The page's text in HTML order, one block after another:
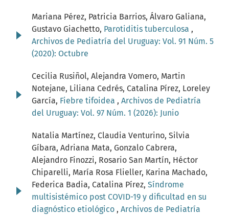
Mariana Pérez, Patricia Barrios, Álvaro Galiana,
Gustavo Giachetto, Parotiditis tuberculosa ,
Archivos de Pediatría del Uruguay: Vol. 91 Núm. 5
(2020): Octubre
Cecilia Rusiñol, Alejandra Vomero, Martin
Notejane, Liliana Cedrés, Catalina Pírez, Loreley
García, Fiebre tifoidea , Archivos de Pediatría
del Uruguay: Vol. 97 Núm. 1 (2026): Junio
Natalia Martínez, Claudia Venturino, Silvia
Gíbara, Adriana Mata, Gonzalo Cabrera,
Alejandro Finozzi, Rosario San Martín, Héctor
Chiparelli, María Rosa Flieller, Karina Machado,
Federica Badia, Catalina Pírez, Síndrome
multisistémico post COVID-19 y dificultad en su
diagnóstico etiológico , Archivos de Pediatría